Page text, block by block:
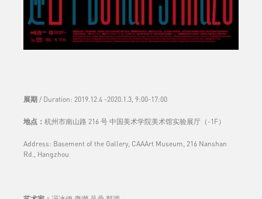
展期 / Duration: 2019.12.4 -2020.1.3, 9:00-17:00
地点： 杭州市南山路 216 号 中国美术学院美术馆实验展厅（-1F）
Address: Basement of the Gallery, CAAArt Museum, 216 Nanshan
Rd., Hangzhou